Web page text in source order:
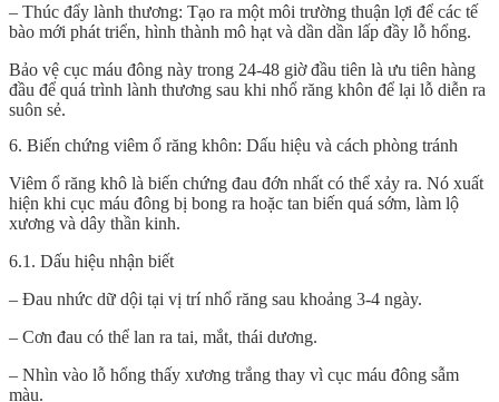
– Thúc đẩy lành thương: Tạo ra một môi trường thuận lợi để các tế
bào mới phát triển, hình thành mô hạt và dần dần lấp đầy lỗ hổng.
Bảo vệ cục máu đông này trong 24-48 giờ đầu tiên là ưu tiên hàng
đầu để quá trình lành thương sau khi nhổ răng khôn để lại lỗ diễn ra
suôn sẻ.
6. Biến chứng viêm ổ răng khôn: Dấu hiệu và cách phòng tránh
Viêm ổ răng khô là biến chứng đau đớn nhất có thể xảy ra. Nó xuất
hiện khi cục máu đông bị bong ra hoặc tan biến quá sớm, làm lộ
xương và dây thần kinh.
6.1. Dấu hiệu nhận biết
– Đau nhức dữ dội tại vị trí nhổ răng sau khoảng 3-4 ngày.
– Cơn đau có thể lan ra tai, mắt, thái dương.
– Nhìn vào lỗ hổng thấy xương trắng thay vì cục máu đông sẫm
màu.